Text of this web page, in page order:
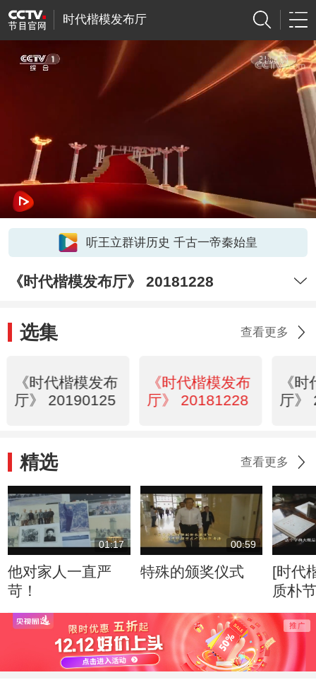
时代楷模发布厅
听王立群讲历史 千古一帝秦始皇
《时代楷模发布厅》 20181228
选集 查看更多
《时代楷模发布
厅》 20190125
《时代楷模发布
厅》 20181228
《
厅》
精选 查看更多
01:17
他对家人一直严
苛！
00:59
特殊的颁奖仪式
[时代
质朴节俭
乐